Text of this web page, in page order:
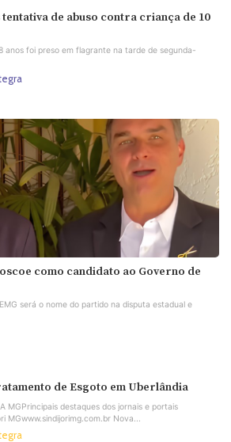
de abuso contra criança de 10
anos foi preso em flagrante na tarde de segunda-
como candidato ao Governo de
será o nome do partido na disputa estadual e
de Esgoto em Uberlândia
MGPrincipais destaques dos jornais e portais
MGwww.sindijorimg.com.br Nova...